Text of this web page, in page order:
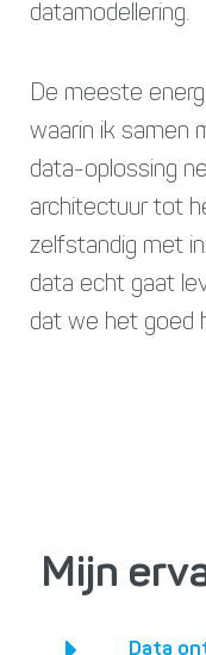
datamodellering.
De meeste
waarin ik samen
data-oplossing
architectuur tot
zelfstandig met
data echt gaat
dat we het goed
Mijn
Data